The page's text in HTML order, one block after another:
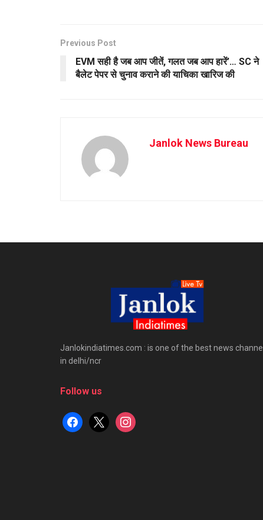
Previous Post
EVM सही है जब आप जीतें, गलत जब आप हारें’… SC ने
बैलेट पेपर से चुनाव कराने की याचिका खारिज की
Janlok News Bureau
Janlokindiatimes.com : is one of the best news channel
in delhi/ncr
Follow us
facebook
x instagram